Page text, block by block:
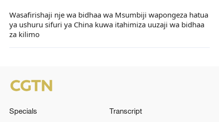
Wasafirishaji nje wa bidhaa wa Msumbiji wapongeza hatua
ya ushuru sifuri ya China kuwa itahimiza uuzaji wa bidhaa
za kilimo
Specials
Transcript